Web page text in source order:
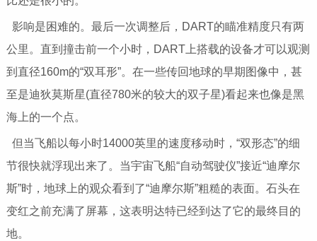
影响是困难的。最后一次调整后，DART的瞄准精度只有两
公里。直到撞击前一个小时，DART上搭载的设备才可以观测
到直径160m的“双耳形”。在一些传回地球的早期图像中，甚
至是迪狄莫斯星(直径780米的较大的双子星)看起来也像是黑
海上的一个点。
但当飞船以每小时14000英里的速度移动时，“双形态”的细
节很快就浮现出来了。当宇宙飞船“自动驾驶仪”接近“迪摩尔
斯”时，地球上的观众看到了“迪摩尔斯”粗糙的表面。石头在
变红之前充满了屏幕，这表明达特已经到达了它的最终目的
地。